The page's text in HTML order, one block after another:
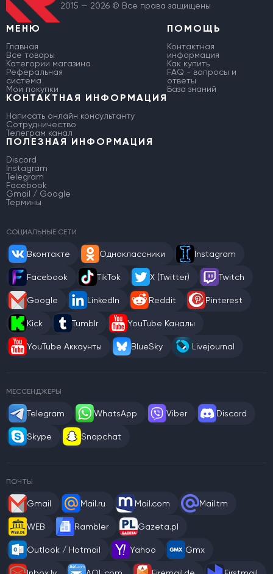
2015 — 2026 © Все права защищены
МЕНЮ
Главная
Все товары
Категории магазина
Реферальная
система
Мои покупки
ПОМОЩЬ
Контактная
информация
Как купить
FAQ - вопросы и
ответы
База знаний
КОНТАКТНАЯ ИНФОРМАЦИЯ
Написать онлайн консультанту
Сотрудничество
Телеграм канал
ПОЛЕЗНАЯ ИНФОРМАЦИЯ
Discord
Instagram
Telegram
Facebook
Gmail / Google
Термины
СОЦИАЛЬНЫЕ СЕТИ
Вконтакте Одноклассники Instagram
Facebook TikTok X (Twitter) Twitch
Google LinkedIn Reddit Pinterest
Kick Tumblr YouTube Каналы
YouTube Аккаунты BlueSky Livejournal
МЕССЕНДЖЕРЫ
Telegram WhatsApp Viber Discord
Skype Snapchat
ПОЧТЫ
Gmail Mail.ru Mail.com Mail.tm
WEB Rambler Gazeta.pl
Outlook / Hotmail Yahoo Gmx